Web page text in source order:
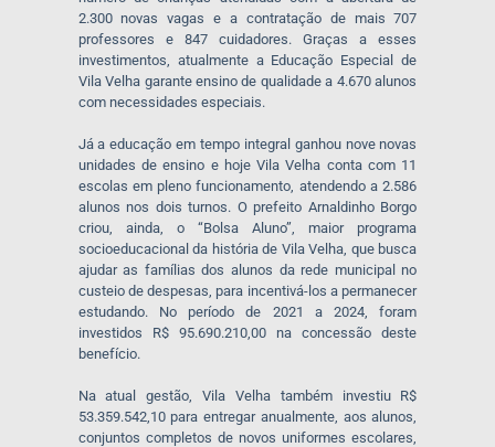
2.300 novas vagas e a contratação de mais 707
professores e 847 cuidadores. Graças a esses
investimentos, atualmente a Educação Especial de
Vila Velha garante ensino de qualidade a 4.670 alunos
com necessidades especiais.
Já a educação em tempo integral ganhou nove novas
unidades de ensino e hoje Vila Velha conta com 11
escolas em pleno funcionamento, atendendo a 2.586
alunos nos dois turnos. O prefeito Arnaldinho Borgo
criou, ainda, o “Bolsa Aluno”, maior programa
socioeducacional da história de Vila Velha, que busca
ajudar as famílias dos alunos da rede municipal no
custeio de despesas, para incentivá-los a permanecer
estudando. No período de 2021 a 2024, foram
investidos R$ 95.690.210,00 na concessão deste
benefício.
Na atual gestão, Vila Velha também investiu R$
53.359.542,10 para entregar anualmente, aos alunos,
conjuntos completos de novos uniformes escolares,